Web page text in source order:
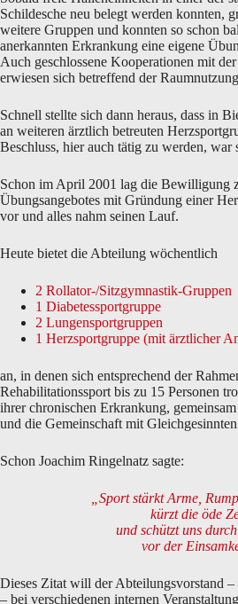
Schildesche neu belegt werden konnten,
weitere Gruppen und konnten so schon
anerkannten Erkrankung eine eigene
Auch geschlossene Kooperationen mit
erwiesen sich betreffend der
Schnell stellte sich dann heraus, dass in
an weiteren ärztlich betreuten
Beschluss, hier auch tätig zu werden, war
Schon im April 2001 lag die Bewilligung
Übungsangebotes mit Gründung einer
vor und alles nahm seinen Lauf.
Heute bietet die Abteilung wöchentlich
2 Rollator-/Sitzgymnastik-Gruppen
1 Diabetessportgruppe
2 Lungensportgruppen
1 Herzsportgruppe (mit ärztlicher
an, in denen sich entsprechend der
Rehabilitationssport bis zu 15 Personen
ihrer chronischen Erkrankung,
und die Gemeinschaft mit Gleichgesinnten
Schon Joachim Ringelnatz sagte:
„Sport stärkt Arme,
kürzt die öde
und schützt uns
vor der
Dieses Zitat will der Abteilungsvorstand –
– bei verschiedenen internen